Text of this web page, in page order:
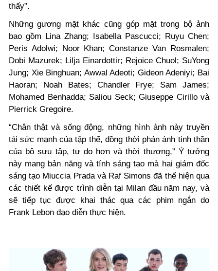
thấy”.
Những gương mặt khác cũng góp mặt trong bộ ảnh
bao gồm Lina Zhang; Isabella Pascucci; Ruyu Chen;
Peris Adolwi; Noor Khan; Constanze Van Rosmalen;
Dobi Mazurek; Lilja Einardottir; Rejoice Chuol; SuYong
Jung; Xie Binghuan; Awwal Adeoti; Gideon Adeniyi; Bai
Haoran; Noah Bates; Chandler Frye; Sam James;
Mohamed Benhadda; Saliou Seck; Giuseppe Cirillo và
Pierrick Gregoire.
“Chân thật và sống động, những hình ảnh này truyền
tải sức mạnh của tập thể, đồng thời phản ánh tinh thần
của bộ sưu tập, tự do hơn và thời thượng,” Ý tưởng
này mang bản năng và tính sáng tạo mà hai giám đốc
sáng tạo Miuccia Prada và Raf Simons đã thể hiện qua
các thiết kế được trình diễn tại Milan đầu năm nay, và
sẽ tiếp tục được khai thác qua các phim ngắn do
Frank Lebon đạo diễn thực hiện.